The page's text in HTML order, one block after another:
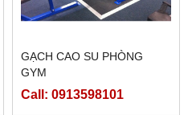
GẠCH CAO SU PHÒNG
GYM
Call: 0913598101